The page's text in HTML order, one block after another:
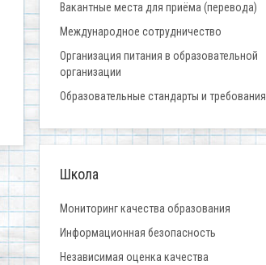
Вакантные места для приёма (перевода)
Международное сотрудничество
Организация питания в образовательной
организации
Образовательные стандарты и требования
Школа
Мониторинг качества образования
Информационная безопасность
Независимая оценка качества